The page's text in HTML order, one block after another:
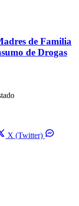
de Familia
de Drogas
X (Twitter)